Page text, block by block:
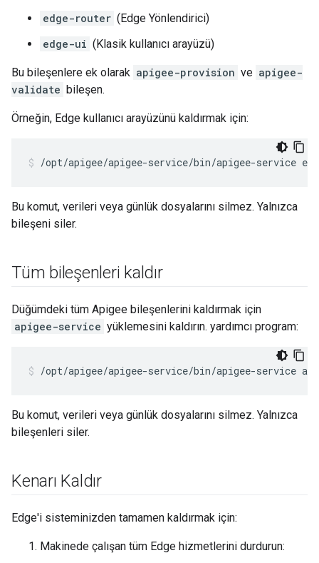
edge-router (Edge Yönlendirici)
edge-ui (Klasik kullanıcı arayüzü)
Bu bileşenlere ek olarak apigee-provision ve apigee-
validate bileşen.
Örneğin, Edge kullanıcı arayüzünü kaldırmak için:
/opt/apigee/apigee-service/bin/apigee-service
Bu komut, verileri veya günlük dosyalarını silmez. Yalnızca
bileşeni siler.
Tüm bileşenleri kaldır
Düğümdeki tüm Apigee bileşenlerini kaldırmak için
apigee-service yüklemesini kaldırın. yardımcı program:
/opt/apigee/apigee-service/bin/apigee-service
Bu komut, verileri veya günlük dosyalarını silmez. Yalnızca
bileşenleri siler.
Kenarı Kaldır
Edge'i sisteminizden tamamen kaldırmak için:
Makinede çalışan tüm Edge hizmetlerini durdurun: